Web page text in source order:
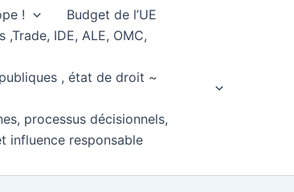
!
Budget de l’UE
IDE, ALE, OMC,
, état de droit ~
processus décisionnels,
influence responsable